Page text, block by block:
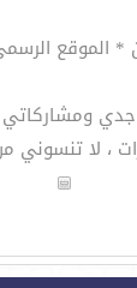
* الموقع
، لا تنسوني